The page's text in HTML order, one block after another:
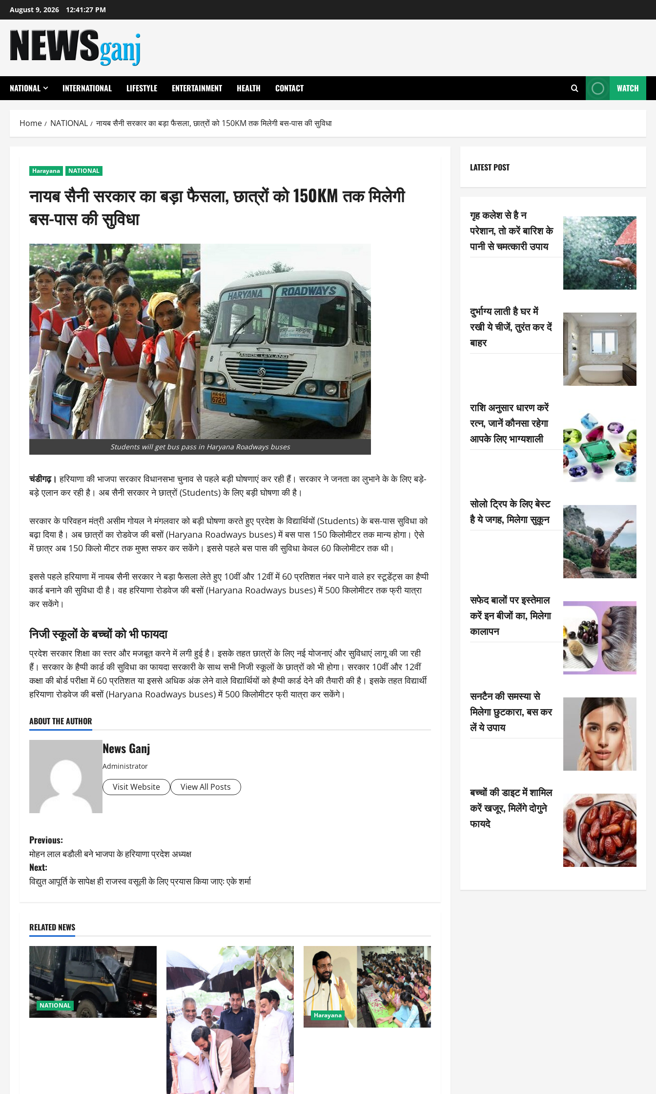
Skip
to
content
August 9, 2026 12:41:27 PM
NATIONAL INTERNATIONAL LIFESTYLE ENTERTAINMENT HEALTH CONTACT WATCH
Home NATIONAL नायब सैनी सरकार का बड़ा फैसला, छात्रों को 150KM तक मिलेगी बस-पास की सुविधा
Harayana NATIONAL
नायब सैनी सरकार का बड़ा फैसला, छात्रों को 150KM तक मिलेगी
बस-पास की सुविधा
Students will get bus pass in Haryana Roadways buses
चंडीगढ़। हरियाणा की भाजपा सरकार विधानसभा चुनाव से पहले बड़ी घोषणाएं कर रही हैं। सरकार ने जनता का लुभाने के के लिए बड़े-
बड़े एलान कर रही है। अब सैनी सरकार ने छात्रों (Students) के लिए बड़ी घोषणा की है।
सरकार के परिवहन मंत्री असीम गोयल ने मंगलवार को बड़ी घोषणा करते हुए प्रदेश के विद्यार्थियों (Students) के बस-पास सुविधा को
बढ़ा दिया है। अब छात्रों का रोडवेज की बसों (Haryana Roadways buses) में बस पास 150 किलोमीटर तक मान्य होगा। ऐसे
में छात्र अब 150 किलो मीटर तक मुफ्त सफर कर सकेंगे। इससे पहले बस पास की सुविधा केवल 60 किलोमीटर तक थी।
इससे पहले हरियाणा में नायब सैनी सरकार ने बड़ा फैसला लेते हुए 10वीं और 12वीं में 60 प्रतिशत नंबर पाने वाले हर स्टूडेंट्स का हैप्पी
कार्ड बनाने की सुविधा दी है। वह हरियाणा रोडवेज की बसों (Haryana Roadways buses) में 500 किलोमीटर तक फ्री यात्रा
कर सकेंगे।
निजी स्कूलों के बच्चों को भी फायदा
प्रदेश सरकार शिक्षा का स्तर और मजबूत करने में लगी हुई है। इसके तहत छात्रों के लिए नई योजनाएं और सुविधाएं लागू की जा रही
हैं। सरकार के हैप्पी कार्ड की सुविधा का फायदा सरकारी के साथ सभी निजी स्कूलों के छात्रों को भी होगा। सरकार 10वीं और 12वीं
कक्षा की बोर्ड परीक्षा में 60 प्रतिशत या इससे अधिक अंक लेने वाले विद्यार्थियों को हैप्पी कार्ड देने की तैयारी की है। इसके तहत विद्यार्थी
हरियाणा रोडवेज की बसों (Haryana Roadways buses) में 500 किलोमीटर फ्री यात्रा कर सकेंगे।
ABOUT THE AUTHOR
News Ganj
Administrator
Visit Website View All Posts
P
o
s
n
a
v
i
g
Previous:
मोहन लाल बडौली बने भाजपा के हरियाणा प्रदेश अध्यक्ष
Next:
विद्युत आपूर्ति के सापेक्ष ही राजस्व वसूली के लिए प्रयास किया जाए: एके शर्मा
RELATED NEWS
NATIONAL
Harayana
LATEST POST
गृह कलेश से है न
परेशान, तो करें बारिश के
पानी से चमत्कारी उपाय
दुर्भाग्य लाती है घर में
रखी ये चीजें, तुरंत कर दें
बाहर
राशि अनुसार धारण करें
रत्न, जानें कौनसा रहेगा
आपके लिए भाग्यशाली
सोलो ट्रिप के लिए बेस्ट
है ये जगह, मिलेगा सुकून
सफेद बालों पर इस्तेमाल
करें इन बीजों का, मिलेगा
कालापन
सनटैन की समस्या से
मिलेगा छुटकारा, बस कर
लें ये उपाय
बच्चों की डाइट में शामिल
करें खजूर, मिलेंगे दोगुने
फायदे